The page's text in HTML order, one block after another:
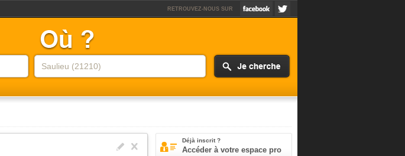
RETROUVEZ-NOUS SUR
Déjà inscrit ?
Accéder à votre espace pro